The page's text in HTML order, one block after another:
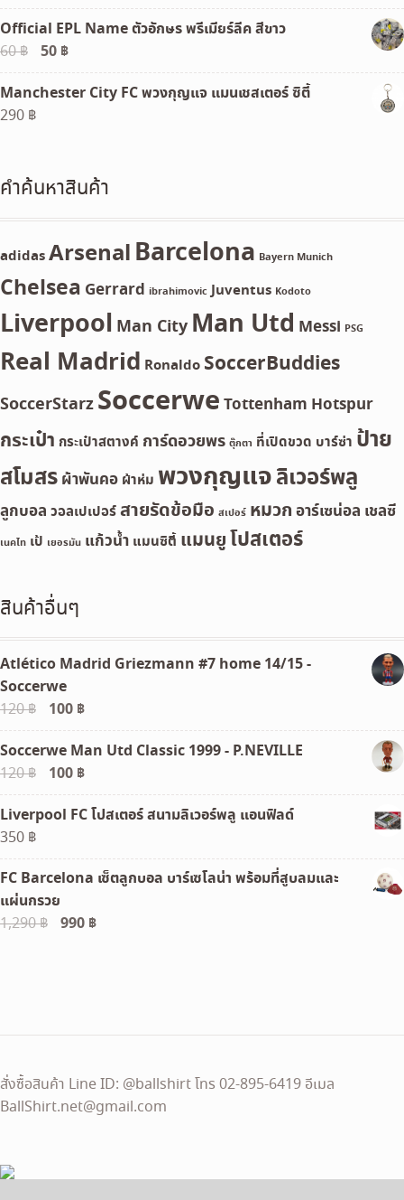
Official EPL Name ตัวอักษร พรีเมียร์ลีค สีขาว
60฿
Original
price
was:
60 ฿.
50 ฿Current
price
is:
Manchester City FC พวงกุญแจ แมนเชสเตอร์ ซิตี้
290 ฿
คำค้นหาสินค้า
adidasArsenalBarcelona Bayern Munich
Chelsea Gerrard ibrahimovic Juventus Kodoto
Liverpool Man City Man Utd Messi PSG
Real Madrid Ronaldo SoccerBuddies
SoccerStarzSoccerwe Tottenham Hotspur
กระเป๋า กระเป๋าสตางค์ การ์ดอวยพร ตุ๊กตา ที่เปิดขวด บาร์ซ่า ป้าย
สโมสร ผ้าพันคอ ผ้าห่ม พวงกุญแจลิเวอร์พลู
ลูกบอล วอลเปเปอร์สายรัดข้อมือ สเปอร์ หมวก อาร์เซน่อล เชลซี
เนคไท เป้ เยอรมัน แก้วน้ำ แมนซิตี้ แมนยูโปสเตอร์
สินค้าอื่นๆ
Atlético Madrid Griezmann #7 home 14/15 -
Soccerwe
120฿
Original
price
was:
120 ฿.
100 ฿Current
price
is:
100 ฿.
Soccerwe Man Utd Classic 1999 - P.NEVILLE
120฿
Original
price
was:
100 ฿Current
price
is:
Liverpool FC โปสเตอร์ สนามลิเวอร์พลู แอนฟิลด์
350 ฿
FC Barcelona เซ็ตลูกบอล บาร์เซโลน่า พร้อมที่สูบลมและ
แผ่นกรวย
1,290฿
Original
990 ฿Current
สั่งซื้อสินค้า Line ID: @ballshirt โทร 02-895-6419 อีเมล
BallShirt.net@gmail.com